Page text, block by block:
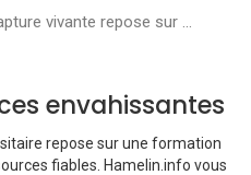
vivante repose sur ...
envahissantes
repose sur une formation
fiables. Hamelin.info vous